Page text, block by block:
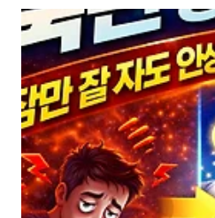
에서는 실제로 효과가 검증된 하루 10분 스
하게 알려드립니다.왜 하루 10분 스트레칭이
을 푸는 것이 아닙니다.굳어 있는 근육을 풀
균형을 잡아주는 핵심 습관입니다.특히 현
때문에 스트레칭이 필..